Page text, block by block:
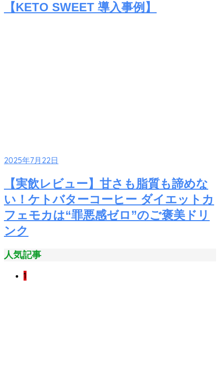
【KETO SWEET 導入事例】
2025年7月22日
【実飲レビュー】甘さも脂質も諦めな
い！ケトバターコーヒー ダイエットカ
フェモカは“罪悪感ゼロ”のご褒美ドリ
ンク
人気記事
1